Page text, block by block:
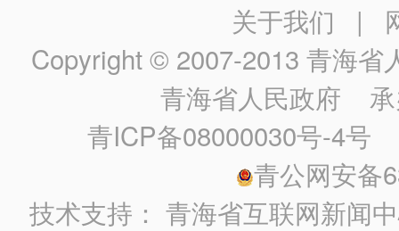
关于我们 |
Copyright © 2007-2013 青海省
青海省人民政府 承
青ICP备08000030号-4号
青公网安备
技术支持：青海省互联网新闻